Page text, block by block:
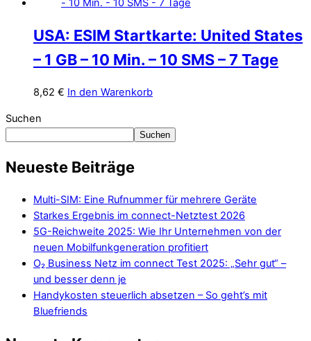
USA: ESIM Startkarte: United States
– 1 GB – 10 Min. – 10 SMS – 7 Tage
8,62 € In den Warenkorb
Suchen
Suchen
Neueste Beiträge
Multi-SIM: Eine Rufnummer für mehrere Geräte
Starkes Ergebnis im connect-Netztest 2026
5G-Reichweite 2025: Wie Ihr Unternehmen von der
neuen Mobilfunkgeneration profitiert
O₂ Business Netz im connect Test 2025: „Sehr gut“ –
und besser denn je
Handykosten steuerlich absetzen – So geht’s mit
Bluefriends